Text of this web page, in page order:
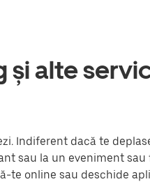
și alte
Indiferent dacă te
sau la un eveniment sau
te online sau deschide